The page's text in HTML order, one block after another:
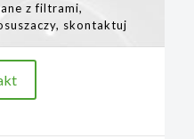
z filtrami,
skontaktuj